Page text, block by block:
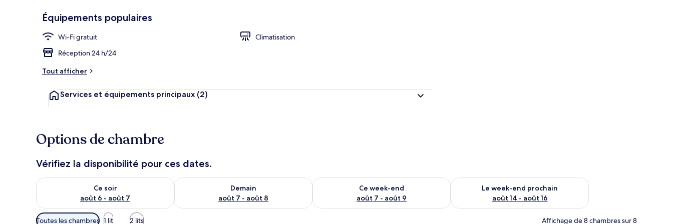
Équipements populaires
Wi-Fi gratuit
Climatisation
Réception 24 h/24
Tout afficher
Services et équipements principaux (2)
Options de chambre
Vérifiez la disponibilité pour ces dates.
Ce soir
août 6 - août 7
Vérifier la disponibilité pour ce soir août 6 - août 7
Demain
août 7 - août 8
Vérifier la disponibilité pour demain août 7 - août 8
Ce week-end
août 7 - août 9
Vérifier la disponibilité pour ce week-end août 7 - août 9
Le week-end prochain
août 14 - août 16
Vérifier la disponibilité pour le week-end prochain août 14 -
Filtres
Toutes les chambres 1 lit 2 lits Affichage de 8 chambres sur 8